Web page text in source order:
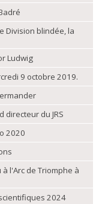
Division blindée, la
Ludwig
9 octobre 2019.
directeur du JRS
2020
l'Arc de Triomphe à
2024